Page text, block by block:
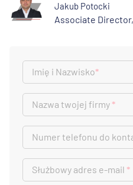
Jakub Potocki
Associate
Imię i Nazwisko*
Nazwa twojej firmy*
Numer telefonu do
Służbowy adres e-mail *